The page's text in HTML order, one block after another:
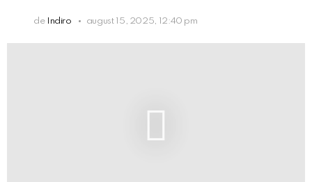
de Indiro august 15, 2025, 12:40 pm